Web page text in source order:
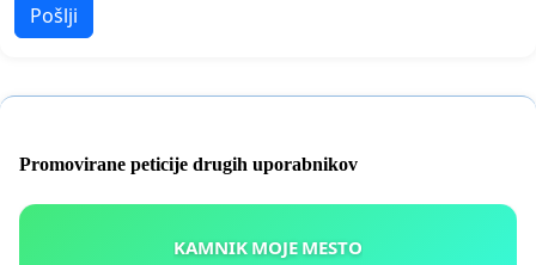
Pošlji
Promovirane peticije drugih uporabnikov
KAMNIK MOJE MESTO